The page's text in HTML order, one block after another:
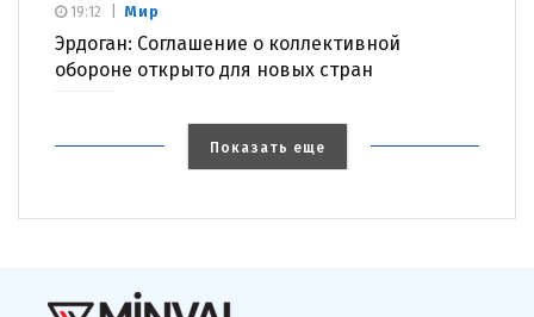
Мир
Эрдоган: Соглашение о коллективной
обороне открыто для новых стран
19:12
Показать еще